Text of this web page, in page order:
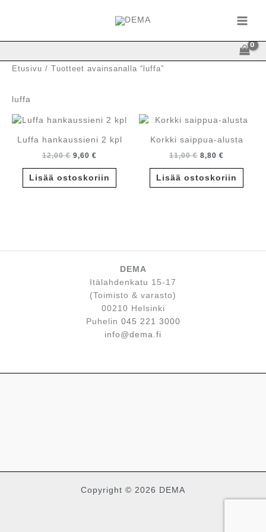
Etusivu / Tuotteet avainsanalla “luffa”
luffa
Luffa hankaussieni 2 kpl
12,00€ Alkuperäinen
oli:
9,60 €
on:
Lisää ostoskoriin
Korkki saippua-alusta
11,00€ Alkuperäinen
oli:
8,80 €
on:
Lisää ostoskoriin
DEMA
Itälahdenkatu 15-17
(Toimisto & varasto)
00210 Helsinki
Puhelin 045 221 3000
info@dema.fi
Copyright © 2026 DEMA